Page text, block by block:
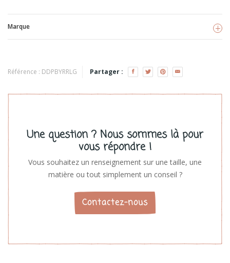
Marque
Voir les produits
Référence : DDPBYRRLG Partager :
Une question ? Nous sommes là pour
vous répondre !
Vous souhaitez un renseignement sur une taille, une
matière ou tout simplement un conseil ?
Contactez-nous